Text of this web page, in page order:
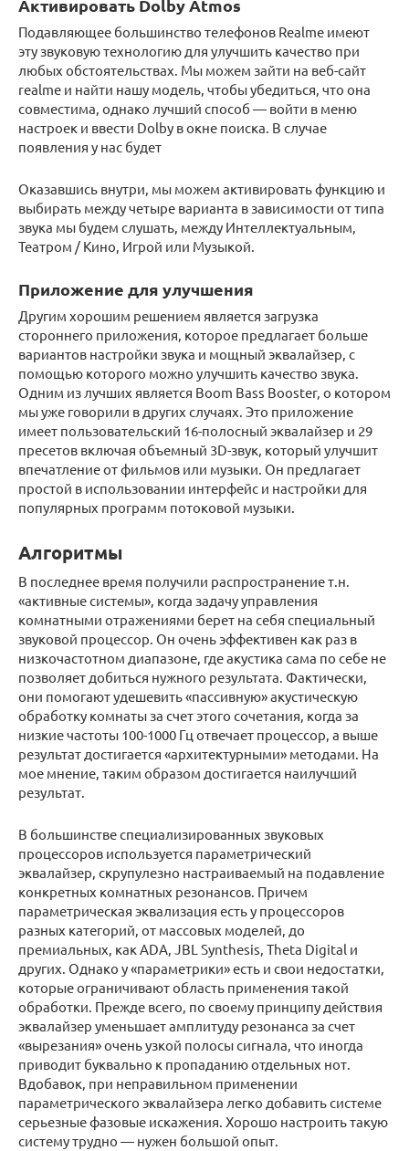
Активировать Dolby Atmos
Подавляющее большинство телефонов Realme имеют
эту звуковую технологию для улучшить качество при
любых обстоятельствах. Мы можем зайти на веб-сайт
realme и найти нашу модель, чтобы убедиться, что она
совместима, однако лучший способ — войти в меню
настроек и ввести Dolby в окне поиска. В случае
появления у нас будет
Оказавшись внутри, мы можем активировать функцию и
выбирать между четыре варианта в зависимости от типа
звука мы будем слушать, между Интеллектуальным,
Театром / Кино, Игрой или Музыкой.
Приложение для улучшения
Другим хорошим решением является загрузка
стороннего приложения, которое предлагает больше
вариантов настройки звука и мощный эквалайзер, с
помощью которого можно улучшить качество звука.
Одним из лучших является Boom Bass Booster, о котором
мы уже говорили в других случаях. Это приложение
имеет пользовательский 16-полосный эквалайзер и 29
пресетов включая объемный 3D-звук, который улучшит
впечатление от фильмов или музыки. Он предлагает
простой в использовании интерфейс и настройки для
популярных программ потоковой музыки.
Алгоритмы
В последнее время получили распространение т.н.
«активные системы», когда задачу управления
комнатными отражениями берет на себя специальный
звуковой процессор. Он очень эффективен как раз в
низкочастотном диапазоне, где акустика сама по себе не
позволяет добиться нужного результата. Фактически,
они помогают удешевить «пассивную» акустическую
обработку комнаты за счет этого сочетания, когда за
низкие частоты 100-1000 Гц отвечает процессор, а выше
результат достигается «архитектурными» методами. На
мое мнение, таким образом достигается наилучший
результат.
В большинстве специализированных звуковых
процессоров используется параметрический
эквалайзер, скрупулезно настраиваемый на подавление
конкретных комнатных резонансов. Причем
параметрическая эквализация есть у процессоров
разных категорий, от массовых моделей, до
премиальных, как ADA, JBL Synthesis, Theta Digital и
других. Однако у «параметрики» есть и свои недостатки,
которые ограничивают область применения такой
обработки. Прежде всего, по своему принципу действия
эквалайзер уменьшает амплитуду резонанса за счет
«вырезания» очень узкой полосы сигнала, что иногда
приводит буквально к пропаданию отдельных нот.
Вдобавок, при неправильном применении
параметрического эквалайзера легко добавить системе
серьезные фазовые искажения. Хорошо настроить такую
систему трудно — нужен большой опыт.